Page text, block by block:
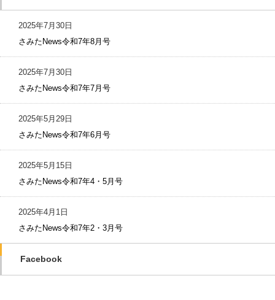
2025年7月30日
さみたNews令和7年8月号
2025年7月30日
さみたNews令和7年7月号
2025年5月29日
さみたNews令和7年6月号
2025年5月15日
さみたNews令和7年4・5月号
2025年4月1日
さみたNews令和7年2・3月号
Facebook